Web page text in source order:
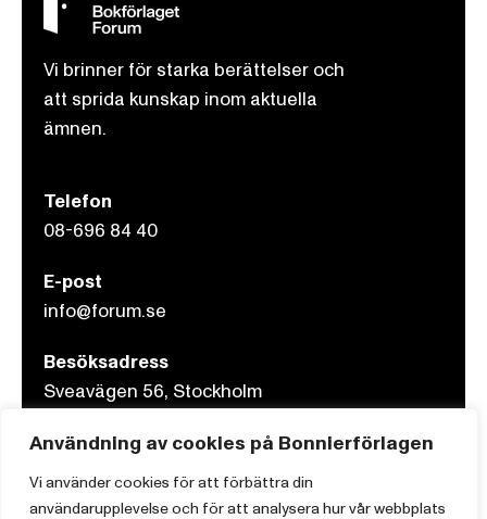
Användning av cookies på Bonnierförlagen
Vi använder cookies för att förbättra din
användarupplevelse och för att analysera hur vår webbplats
Vi brinner för starka berättelser och
att sprida kunskap inom aktuella
ämnen.
Telefon
08-696 84 40
E-post
info@forum.se
Besöksadress
Sveavägen 56, Stockholm
Postadress
Box 3159, 103 63 Stockholm